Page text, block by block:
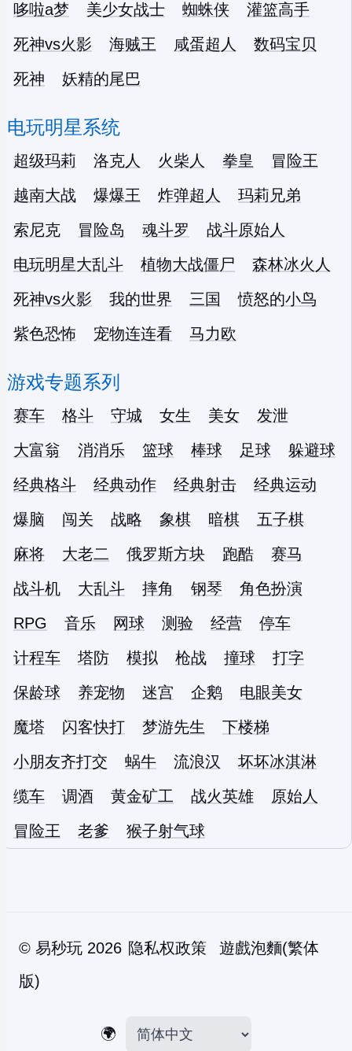
哆啦a梦
美少女战士 蜘蛛侠
灌篮高手
死神vs火影
海贼王 咸蛋超人
数码宝贝
死神
妖精的尾巴
电玩明星系统
超级玛莉 洛克人 火柴人 拳皇
冒险王
越南大战
爆爆王 炸弹超人
玛莉兄弟
索尼克
冒险岛 魂斗罗
战斗原始人
电玩明星大乱斗
植物大战僵尸
森林冰火人
死神vs火影
我的世界 三国
愤怒的小鸟
紫色恐怖
宠物连连看 马力欧
游戏专题系列
赛车 格斗 守城 女生 美女
发泄
大富翁
消消乐 篮球 棒球 足球
躲避球
经典格斗
经典动作 经典射击
经典运动
爆脑
闯关 战略 象棋 暗棋
五子棋
麻将
大老二 俄罗斯方块 跑酷
赛马
战斗机
大乱斗 摔角 钢琴
角色扮演
RPG
音乐 网球 测验 经营
停车
计程车
塔防 模拟 枪战 撞球
打字
保龄球
养宠物 迷宫 企鹅
电眼美女
魔塔
闪客快打 梦游先生
下楼梯
小朋友齐打交
蜗牛 流浪汉
坏坏冰淇淋
缆车
调酒 黄金矿工 战火英雄
原始人
冒险王
老爹 猴子射气球
© 易秒玩 2026 隐私权政策
遊戲泡麵(繁体
版)
🌍